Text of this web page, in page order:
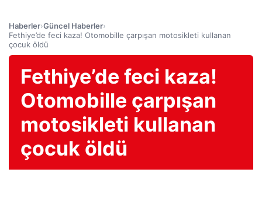
Haberler›Güncel Haberler›
Fethiye’de feci kaza! Otomobille çarpışan motosikleti kullanan
çocuk öldü
Fethiye’de feci kaza!
Otomobille çarpışan
motosikleti kullanan
çocuk öldü